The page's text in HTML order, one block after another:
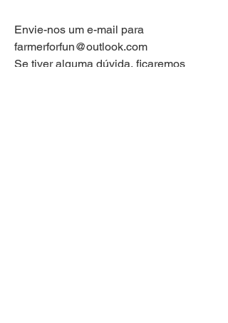
Envie-nos um e-mail para
farmerforfun@outlook.com
Se tiver alguma dúvida, ficaremos